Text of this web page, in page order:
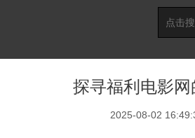
探寻福利电影网
2025-08-02